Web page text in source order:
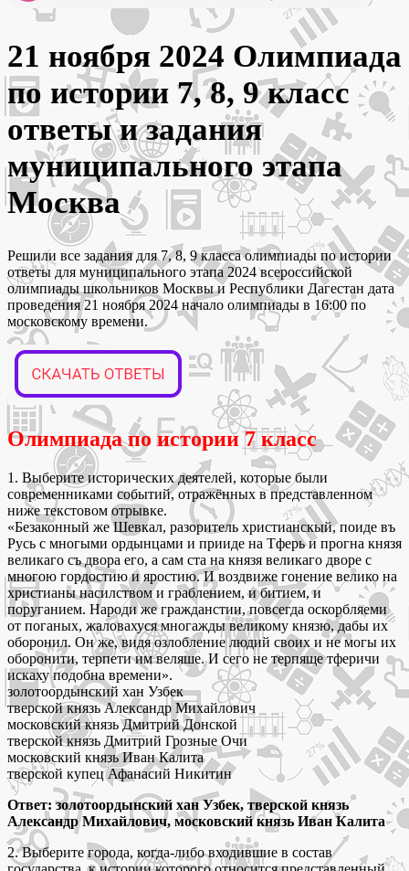
21 ноября 2024 Олимпиада
по истории 7, 8, 9 класс
ответы и задания
муниципального этапа
Москва
Решили все задания для 7, 8, 9 класса олимпиады по истории
ответы для муниципального этапа 2024 всероссийской
олимпиады школьников Москвы и Республики Дагестан дата
проведения 21 ноября 2024 начало олимпиады в 16:00 по
московскому времени.
Олимпиада по истории 7 класс
1. Выберите исторических деятелей, которые были
современниками событий, отражённых в представленном
ниже текстовом отрывке.
«Безаконный же Шевкал, разоритель христианскый, поиде въ
Русь с многыми ордынцами и прииде на Тферь и прогна князя
великаго съ двора его, а сам ста на князя великаго дворе с
многою гордостию и яростию. И воздвиже гонение велико на
христианы насилством и граблением, и битием, и
поруганием. Народи же гражданстии, повсегда оскорбляеми
от поганых, жаловахуся многажды великому князю, дабы их
оборонил. Он же, видя озлобление людий своих и не могы их
оборонити, терпети им веляше. И сего не терпяще тферичи
искаху подобна времени».
золотоордынский хан Узбек
тверской князь Александр Михайлович
московский князь Дмитрий Донской
тверской князь Дмитрий Грозные Очи
московский князь Иван Калита
тверской купец Афанасий Никитин
Ответ: золотоордынский хан Узбек, тверской князь
Александр Михайлович, московский князь Иван Калита
2. Выберите города, когда-либо входившие в состав